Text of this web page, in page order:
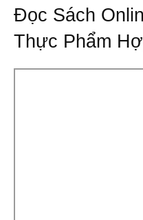
Đọc Sách
Thực Phẩm